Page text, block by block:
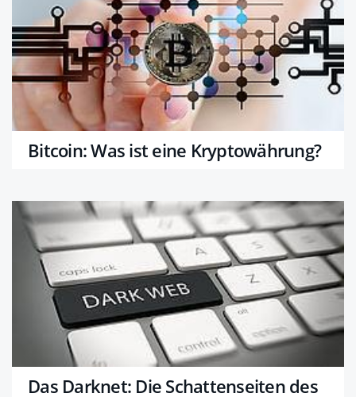
Bitcoin: Was ist eine Krypto­währung?
Das Darknet: Die Schattenseiten des